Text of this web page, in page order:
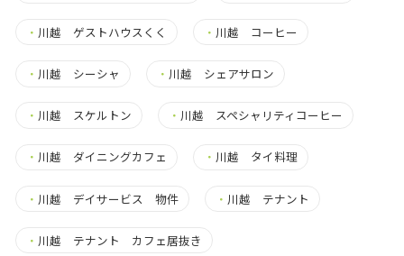
・ 川越 ゲストハウスくく ・ 川越 コーヒー
・ 川越 シーシャ ・ 川越 シェアサロン
・ 川越 スケルトン ・ 川越 スペシャリティコーヒー
・ 川越 ダイニングカフェ ・ 川越 タイ料理
・ 川越 デイサービス 物件 ・ 川越 テナント
・ 川越 テナント カフェ居抜き